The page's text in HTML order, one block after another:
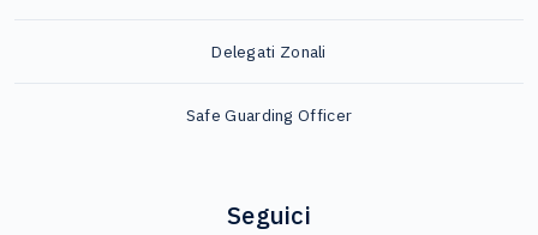
Delegati Zonali
Safe Guarding Officer
Seguici